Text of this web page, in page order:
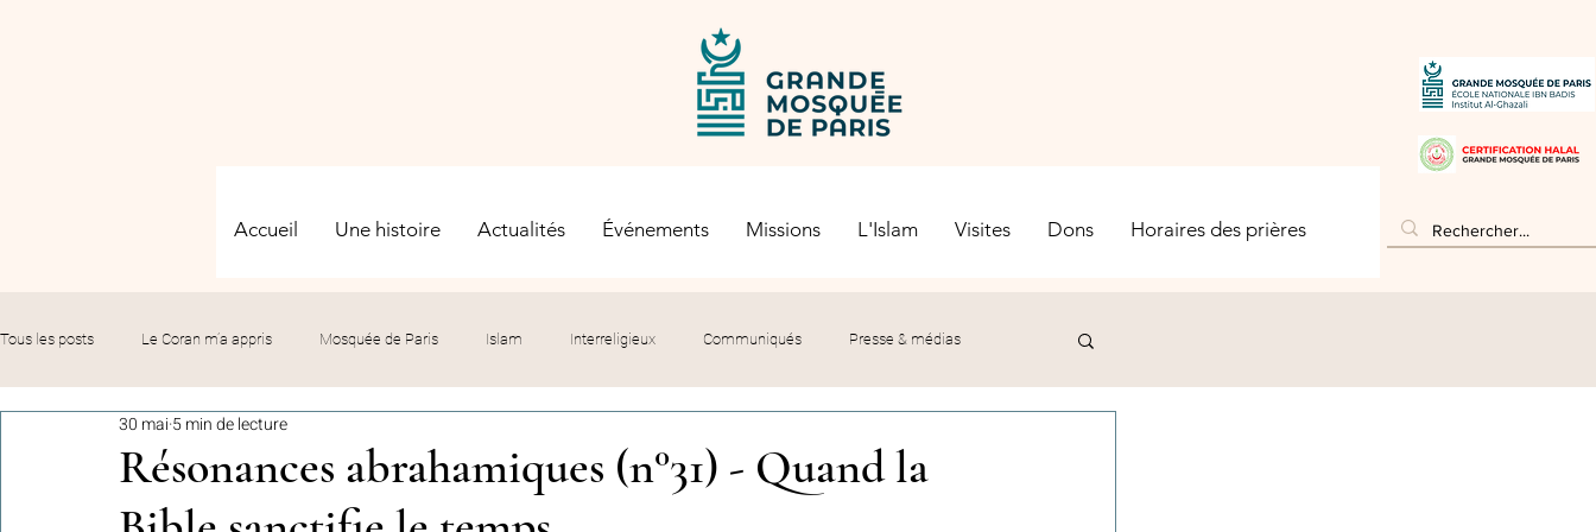
Accueil Une histoire Actualités Événements Missions L'Islam Visites Dons Horaires des prières
Tous les posts Le Coran m’a appris Mosquée de Paris Islam Interreligieux Communiqués Presse & médias
Evénements Solidarité
Résonances abrahamiques (n°31) - Quand la
30 mai 5 min de lecture